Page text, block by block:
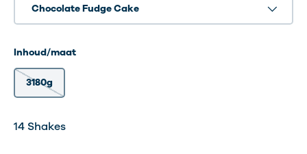
Chocolate Fudge Cake
Inhoud/maat
3180g
14 Shakes14 Shakes
14 Shakes